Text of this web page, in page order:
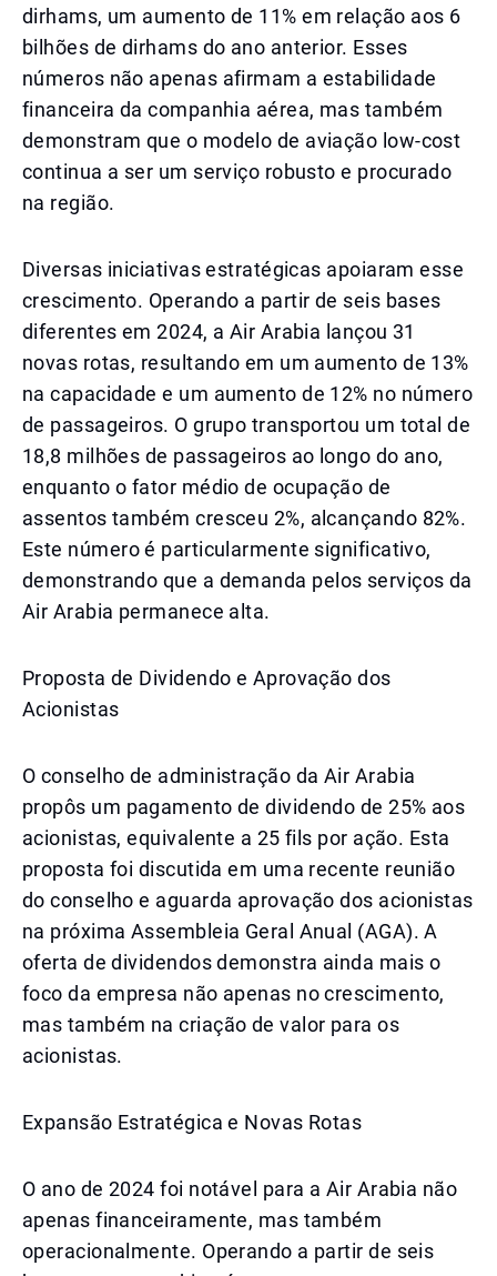
dirhams, um aumento de 11% em relação aos 6
bilhões de dirhams do ano anterior. Esses
números não apenas afirmam a estabilidade
financeira da companhia aérea, mas também
demonstram que o modelo de aviação low-cost
continua a ser um serviço robusto e procurado
na região.
Diversas iniciativas estratégicas apoiaram esse
crescimento. Operando a partir de seis bases
diferentes em 2024, a Air Arabia lançou 31
novas rotas, resultando em um aumento de 13%
na capacidade e um aumento de 12% no número
de passageiros. O grupo transportou um total de
18,8 milhões de passageiros ao longo do ano,
enquanto o fator médio de ocupação de
assentos também cresceu 2%, alcançando 82%.
Este número é particularmente significativo,
demonstrando que a demanda pelos serviços da
Air Arabia permanece alta.
Proposta de Dividendo e Aprovação dos
Acionistas
O conselho de administração da Air Arabia
propôs um pagamento de dividendo de 25% aos
acionistas, equivalente a 25 fils por ação. Esta
proposta foi discutida em uma recente reunião
do conselho e aguarda aprovação dos acionistas
na próxima Assembleia Geral Anual (AGA). A
oferta de dividendos demonstra ainda mais o
foco da empresa não apenas no crescimento,
mas também na criação de valor para os
acionistas.
Expansão Estratégica e Novas Rotas
O ano de 2024 foi notável para a Air Arabia não
apenas financeiramente, mas também
operacionalmente. Operando a partir de seis